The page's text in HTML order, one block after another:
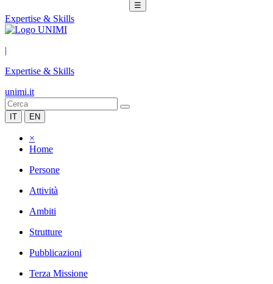
☰
Expertise & Skills
|
Expertise & Skills
unimi.it
IT EN
×
Home
Persone
Attività
Ambiti
Strutture
Pubblicazioni
Terza Missione